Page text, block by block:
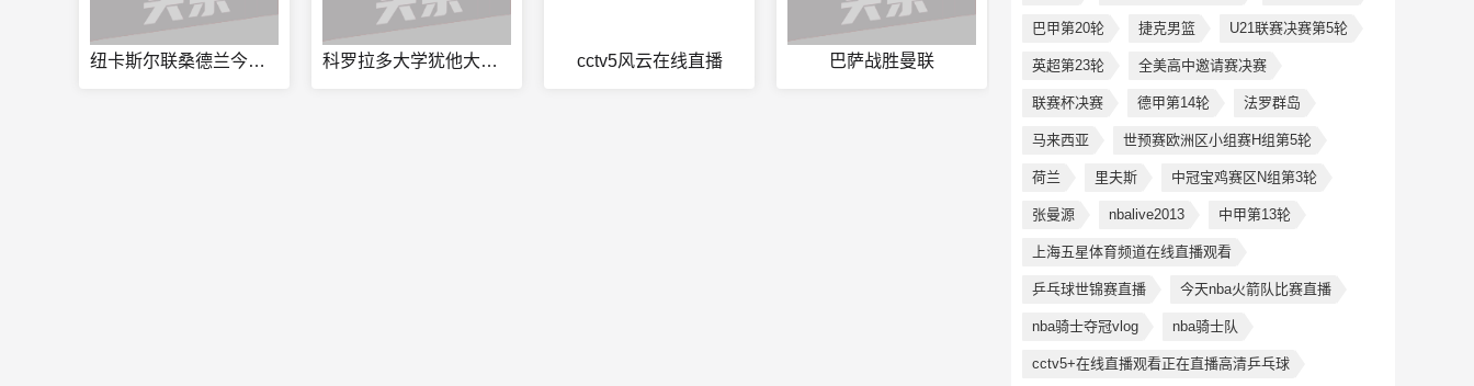
纽卡斯尔联桑德兰今日赛事 科罗拉多大学犹他大学今日赛事 cctv5风云在线直播 巴萨战胜曼联
巴甲第20轮 捷克男篮 U21联赛决赛第5轮
英超第23轮 全美高中邀请赛决赛
联赛杯决赛 德甲第14轮 法罗群岛
马来西亚 世预赛欧洲区小组赛H组第5轮
荷兰 里夫斯 中冠宝鸡赛区N组第3轮
张曼源 nbalive2013 中甲第13轮
上海五星体育频道在线直播观看
乒乓球世锦赛直播 今天nba火箭队比赛直播
nba骑士夺冠vlog nba骑士队
cctv5+在线直播观看正在直播高清乒乓球